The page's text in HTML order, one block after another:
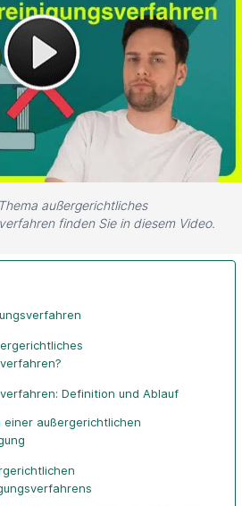
außergerichtliches
finden Sie in diesem Video.
Definition und Ablauf
einer außergerichtlichen